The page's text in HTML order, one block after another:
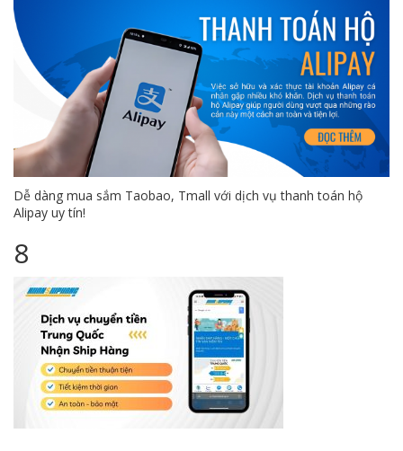
Dễ dàng mua sắm Taobao, Tmall với dịch vụ thanh toán hộ
Alipay uy tín!
8